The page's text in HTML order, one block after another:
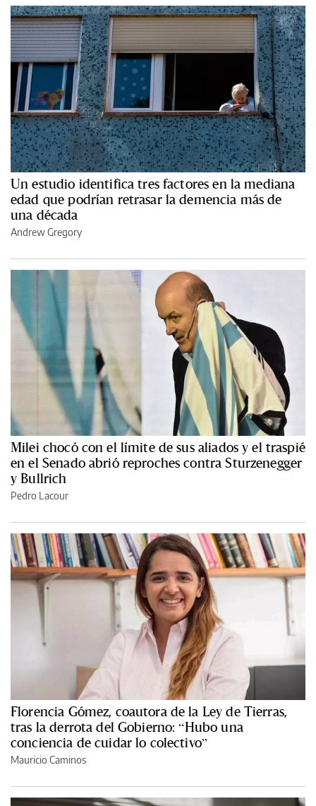
Un estudio identifica tres factores en la mediana
edad que podrían retrasar la demencia más de
una década
Andrew Gregory
Milei chocó con el límite de sus aliados y el traspié
en el Senado abrió reproches contra Sturzenegger
y Bullrich
Pedro Lacour
Florencia Gómez, coautora de la Ley de Tierras,
tras la derrota del Gobierno: “Hubo una
conciencia de cuidar lo colectivo”
Mauricio Caminos